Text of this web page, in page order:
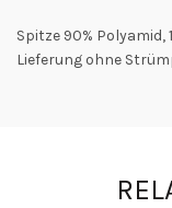
Spitze 90% Polyamid,
Lieferung ohne